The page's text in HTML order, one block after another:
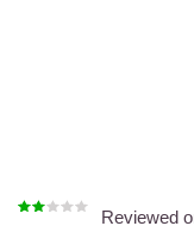
Reviewed